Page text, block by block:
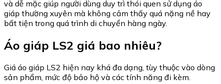
và dễ mặc giúp người dùng duy trì thói quen sử dụng áo
giáp thường xuyên mà không cảm thấy quá nặng nề hay
bất tiện trong quá trình di chuyển hàng ngày.
Áo giáp LS2 giá bao nhiêu?
Giá áo giáp LS2 hiện nay khá đa dạng, tùy thuộc vào dòng
sản phẩm, mức độ bảo hộ và các tính năng đi kèm.